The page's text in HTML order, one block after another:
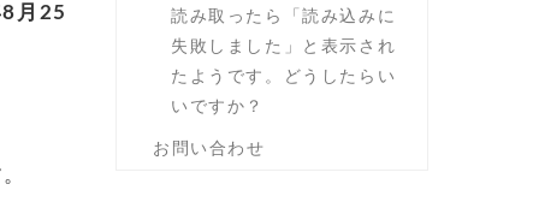
月25
。
読み取ったら「読み込みに
失敗しました」と表示され
たようです。どうしたらい
いですか？
お問い合わせ